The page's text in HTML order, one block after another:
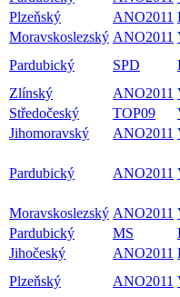
Plzeňský ANO2011
Moravskoslezský ANO2011
Pardubický SPD
Zlínský ANO2011
Středočeský TOP09
Jihomoravský ANO2011
Pardubický ANO2011
Moravskoslezský ANO2011
Pardubický MS
Jihočeský ANO2011
Plzeňský ANO2011